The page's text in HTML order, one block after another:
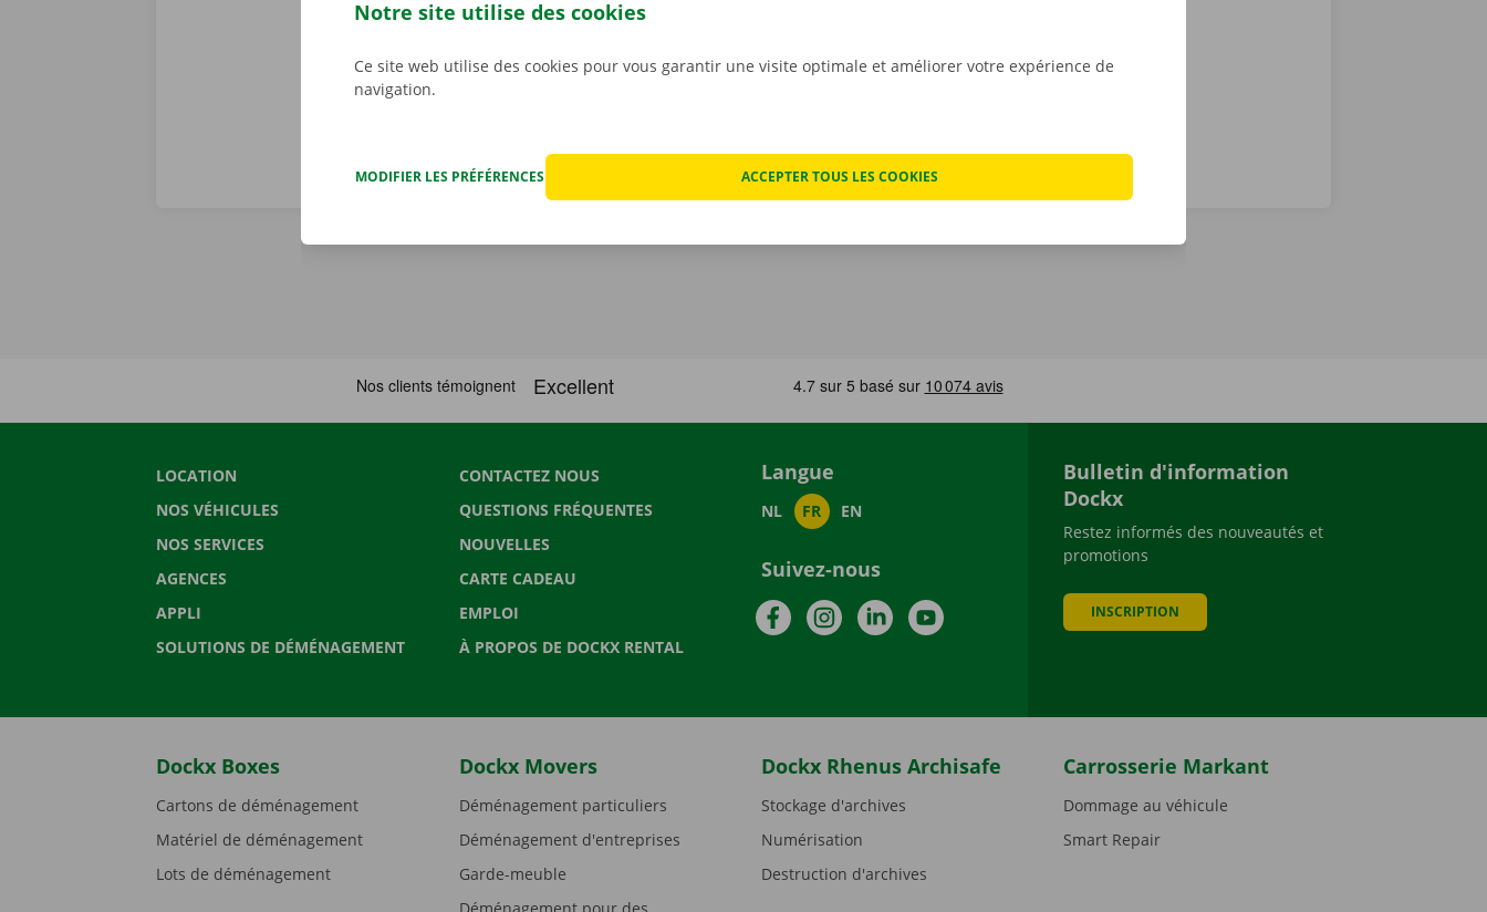
Téléchargez l’appli gratuite pour Android sur le
LOCATION
NOS VÉHICULES
NOS SERVICES
AGENCES
APPLI
SOLUTIONS DE DÉMÉNAGEMENT
CONTACTEZ NOUS
QUESTIONS FRÉQUENTES
NOUVELLES
CARTE CADEAU
EMPLOI
À PROPOS DE DOCKX RENTAL
Langue
NL FR EN
Suivez-nous
FacebookInstagramLinkedInYouTube
Bulletin d'information
Dockx
Restez informés des nouveautés et
promotions
INSCRIPTION
Dockx Boxes
Cartons de déménagement
Matériel de déménagement
Lots de déménagement
Dockx Movers
Déménagement particuliers
Déménagement d'entreprises
Garde-meuble
Dockx Rhenus Archisafe
Stockage d'archives
Numérisation
Destruction d'archives
Carrosserie Markant
Dommage au véhicule
Smart Repair
Notre site utilise des cookies
Ce site web utilise des cookies pour vous garantir une visite optimale et améliorer votre expérience de
navigation.
MODIFIER LES PRÉFÉRENCES ACCEPTER TOUS LES COOKIES